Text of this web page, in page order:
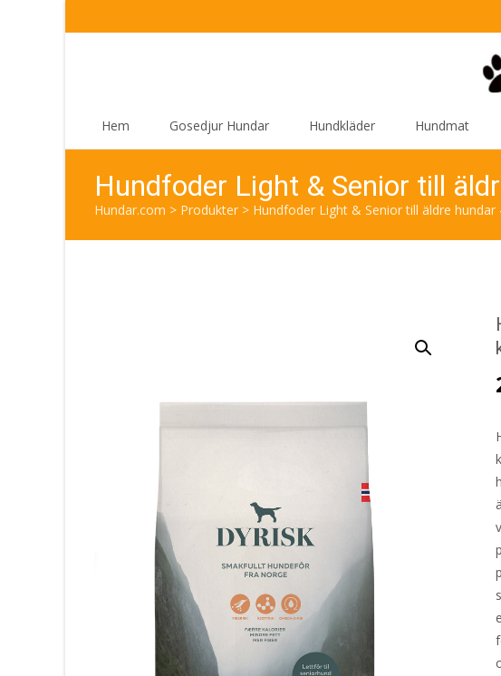
Hem Gosedjur Hundar Hundkläder Hundmat
Hundfoder Light & Senior till
Hundar.com > Produkter > Hundfoder Light & Senior till äldre hundar